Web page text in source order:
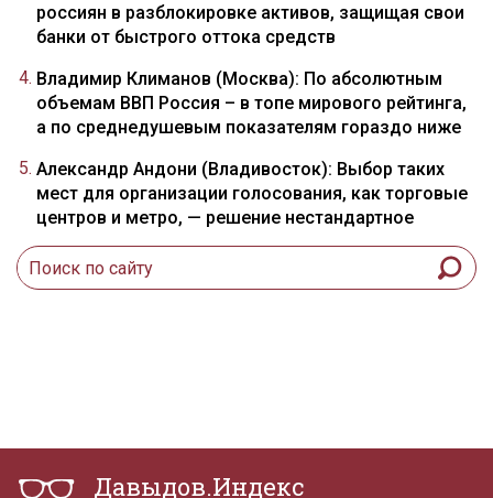
россиян в разблокировке активов, защищая свои
банки от быстрого оттока средств
Владимир Климанов (Москва): По абсолютным
объемам ВВП Россия – в топе мирового рейтинга,
а по среднедушевым показателям гораздо ниже
Александр Андони (Владивосток): Выбор таких
мест для организации голосования, как торговые
центров и метро, — решение нестандартное
Давыдов.Индекс